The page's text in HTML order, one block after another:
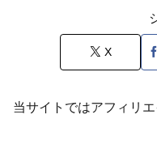
X
当サイトではアフィリ